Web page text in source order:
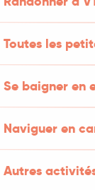
Toutes les
Se baigner en
Naviguer en
Autres